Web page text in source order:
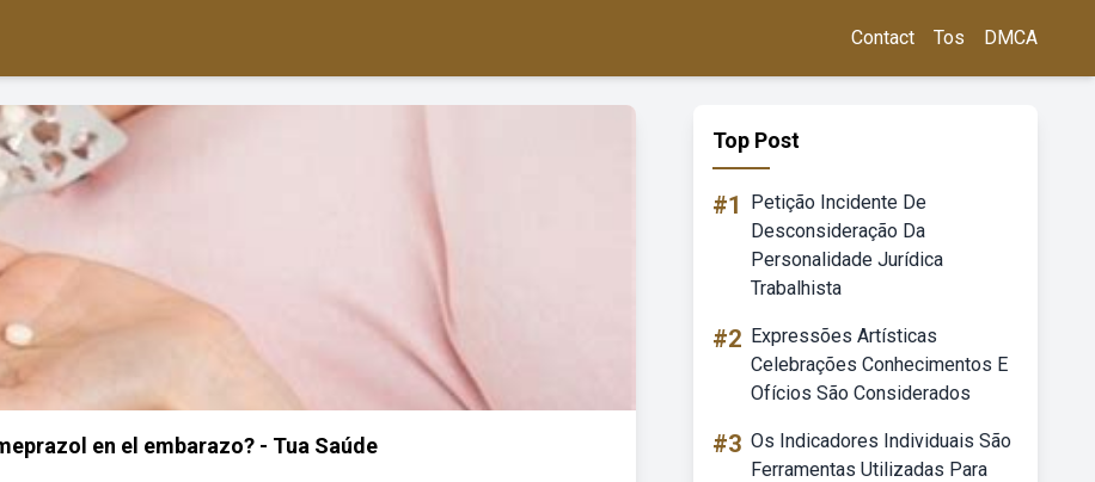
Contact Tos DMCA
en el embarazo? - Tua Saúde
Top Post
#1
Petição Incidente De
Desconsideração Da
Personalidade Jurídica
Trabalhista
#2 Expressões Artísticas
Celebrações Conhecimentos E
Ofícios São Considerados
#3 Os Indicadores Individuais São
Ferramentas Utilizadas Para